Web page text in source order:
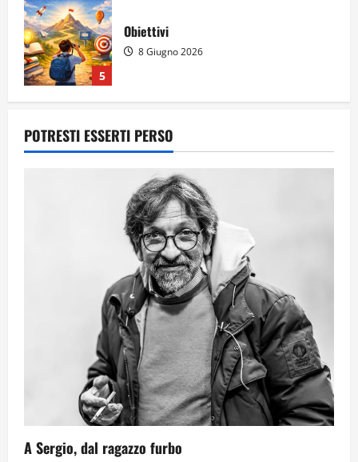
5
Obiettivi
8 Giugno 2026
Majorana-Maitani al Festival
dell’Innovazione Scolastica
23 Giugno 2026
Il futuro ha ancora bisogno di noi?
14 Giugno 2026
3
Orientarsi significa Scegliere. Ogni
gesto lascia un impronta
13 Giugno 2026
Come hanno fatto? La scalata lampo del
Como 1907 verso l’Europa
POTRESTI ESSERTI PERSO
A Sergio, dal ragazzo furbo